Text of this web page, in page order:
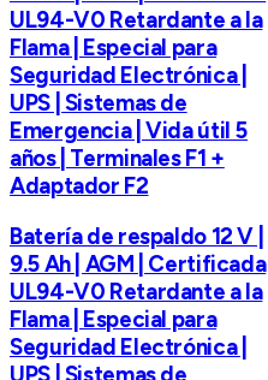
UL94-V0 Retardante a la
Flama | Especial para
Seguridad Electrónica |
UPS | Sistemas de
Emergencia | Vida útil 5
años | Terminales F1 +
Adaptador F2
Batería de respaldo 12 V |
9.5 Ah | AGM | Certificada
UL94-V0 Retardante a la
Flama | Especial para
Seguridad Electrónica |